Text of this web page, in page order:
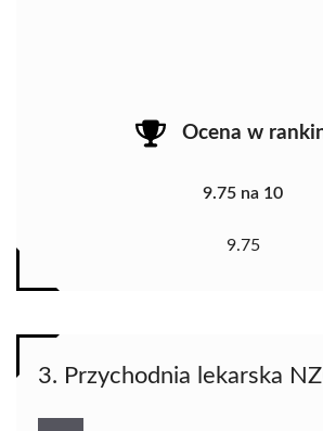
Ocena w
9.75 na 10
9.75
3. Przychodnia lekarska